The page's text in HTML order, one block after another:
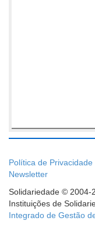
Política de
Newsletter
Solidariedade © 2004-
Instituições de
Integrado de Gestão